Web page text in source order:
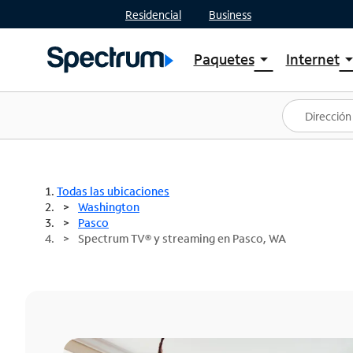
Residencial Business
Paquetesarrow_drop_down
Ver paquetes
Spectrum One
Mejores ofertas
Internetarrow_drop_down
Planes
Todas las ubicaciones
Washington
Pasco
Spectrum TV® y streaming en Pasco, WA